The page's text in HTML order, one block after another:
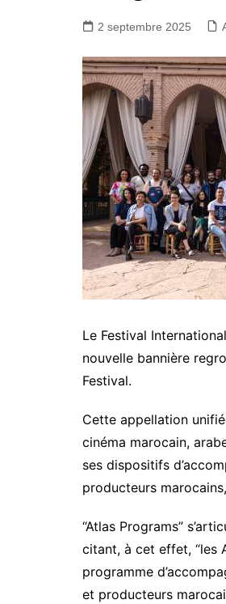
2 septembre 2025
Le Festival
nouvelle bannière
Festival.
Cette appellation
cinéma marocain,
ses dispositifs
producteurs
“Atlas Programs”
citant, à cet effet, “les
programme
et producteurs